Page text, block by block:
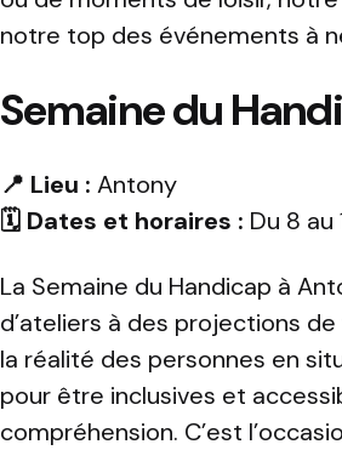
notre top des événements à
Semaine du
📍 Lieu : Antony
🗓️ Dates et horaires : Du 8
La Semaine du Handicap à
d’ateliers à des projections
la réalité des personnes en
pour être inclusives et
compréhension. C’est